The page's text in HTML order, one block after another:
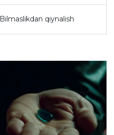
Bilmaslikdan qiynalish